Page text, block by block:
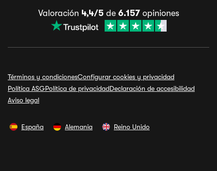
Valoración 4,4/5de 6.157opiniones
Términos y condicionesConfigurar cookies y privacidad
Política ASGPolítica de privacidadDeclaración de accesibilidad
Aviso legal
España Alemania Reino Unido